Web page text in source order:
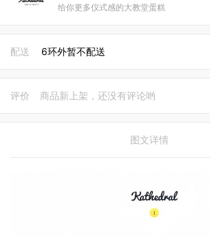
给你更多仪式感的大教堂蛋糕
配送 6环外暂不配送
评价 商品新上架，还没有评论哟
图文详情